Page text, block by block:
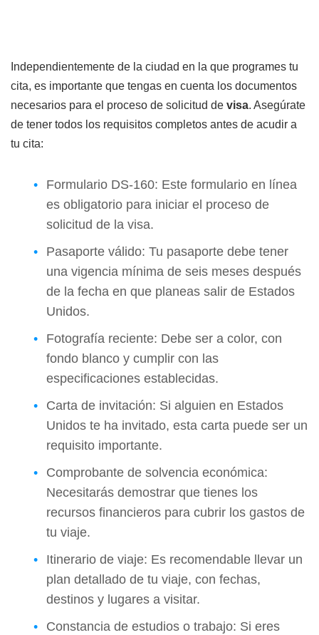
Independientemente de la ciudad en la que programes tu
cita, es importante que tengas en cuenta los documentos
necesarios para el proceso de solicitud de visa. Asegúrate
de tener todos los requisitos completos antes de acudir a
tu cita:
Formulario DS-160: Este formulario en línea
es obligatorio para iniciar el proceso de
solicitud de la visa.
Pasaporte válido: Tu pasaporte debe tener
una vigencia mínima de seis meses después
de la fecha en que planeas salir de Estados
Unidos.
Fotografía reciente: Debe ser a color, con
fondo blanco y cumplir con las
especificaciones establecidas.
Carta de invitación: Si alguien en Estados
Unidos te ha invitado, esta carta puede ser un
requisito importante.
Comprobante de solvencia económica:
Necesitarás demostrar que tienes los
recursos financieros para cubrir los gastos de
tu viaje.
Itinerario de viaje: Es recomendable llevar un
plan detallado de tu viaje, con fechas,
destinos y lugares a visitar.
Constancia de estudios o trabajo: Si eres